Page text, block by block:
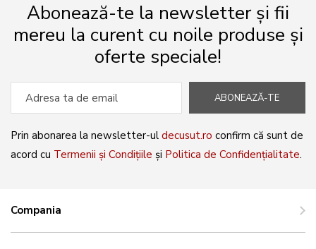
Abonează-te la newsletter și fii
mereu la curent cu noile produse și
oferte speciale!
ABONEAZĂ-TE
Prin abonarea la newsletter-ul decusut.ro confirm că sunt de
acord cu Termenii și Condițiile și Politica de Confidențialitate.
Compania